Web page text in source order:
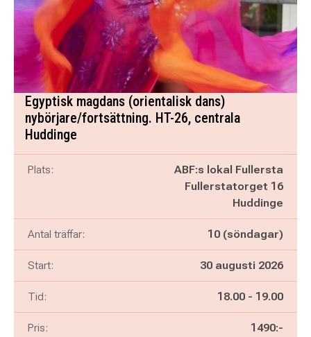
Egyptisk magdans (orientalisk dans)
nybörjare/fortsättning. HT-26, centrala
Huddinge
Plats:
ABF:s lokal Fullersta
Fullerstatorget 16
Huddinge
Antal träffar: 10 (söndagar)
Start: 30 augusti 2026
Tid: Pågår mellan
18.00 - och
19.00
Pris: 1490:-